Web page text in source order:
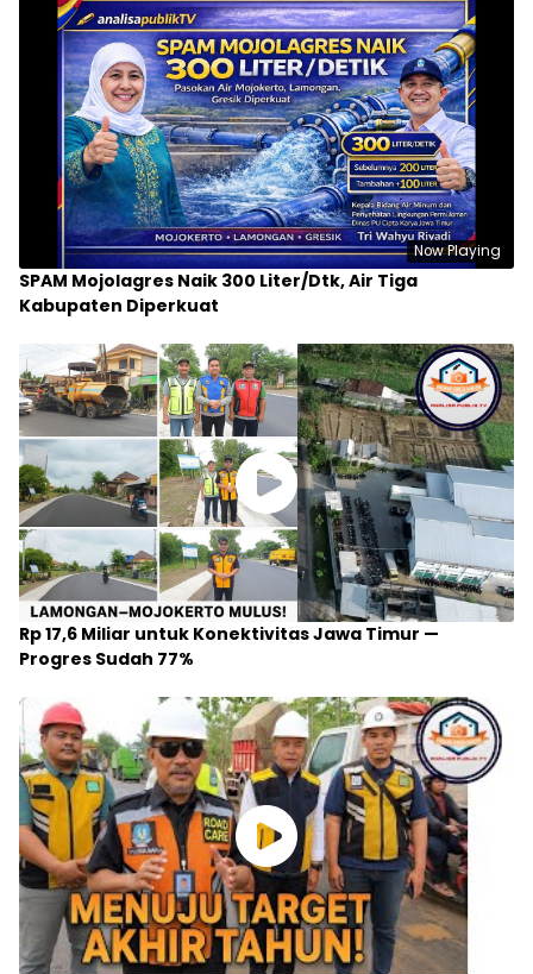
Now Playing
SPAM Mojolagres Naik 300 Liter/Dtk, Air Tiga
Kabupaten Diperkuat
Rp 17,6 Miliar untuk Konektivitas Jawa Timur —
Progres Sudah 77%